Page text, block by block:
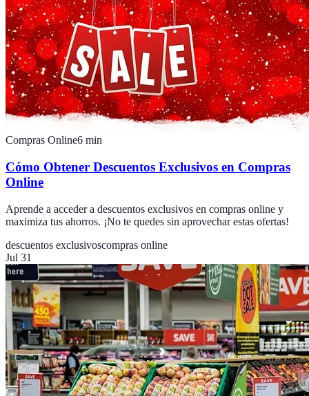
Compras Online6 min
Cómo Obtener Descuentos Exclusivos en Compras
Online
Aprende a acceder a descuentos exclusivos en compras online y
maximiza tus ahorros. ¡No te quedes sin aprovechar estas ofertas!
descuentos exclusivoscompras online
Jul 31